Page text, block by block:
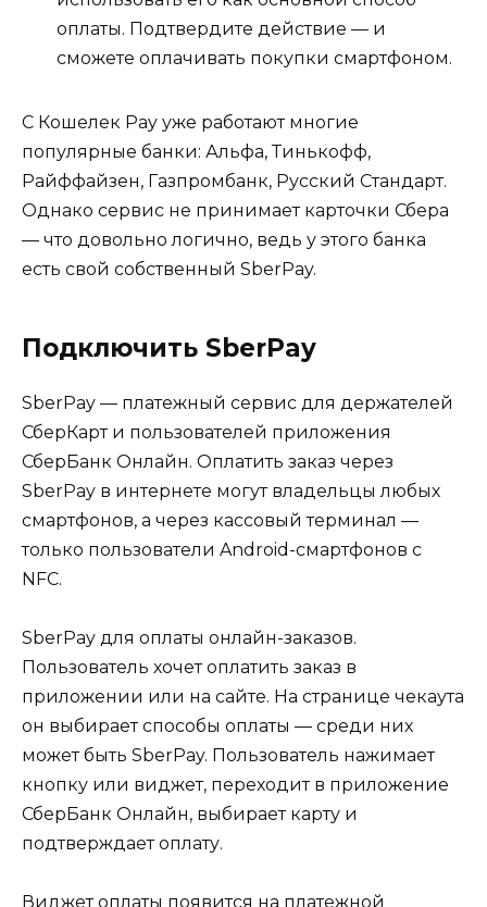
оплаты. Подтвердите действие — и
сможете оплачивать покупки смартфоном.
С Кошелек Pay уже работают многие
популярные банки: Альфа, Тинькофф,
Райффайзен, Газпромбанк, Русский Стандарт.
Однако сервис не принимает карточки Сбера
— что довольно логично, ведь у этого банка
есть свой собственный SberPay.
Подключить SberPay
SberPay — платежный сервис для держателей
СберКарт и пользователей приложения
СберБанк Онлайн. Оплатить заказ через
SberPay в интернете могут владельцы любых
смартфонов, а через кассовый терминал —
только пользователи Android-смартфонов с
NFC.
SberPay для оплаты онлайн-заказов.
Пользователь хочет оплатить заказ в
приложении или на сайте. На странице чекаута
он выбирает способы оплаты — среди них
может быть SberPay. Пользователь нажимает
кнопку или виджет, переходит в приложение
СберБанк Онлайн, выбирает карту и
подтверждает оплату.
Виджет оплаты появится на платежной